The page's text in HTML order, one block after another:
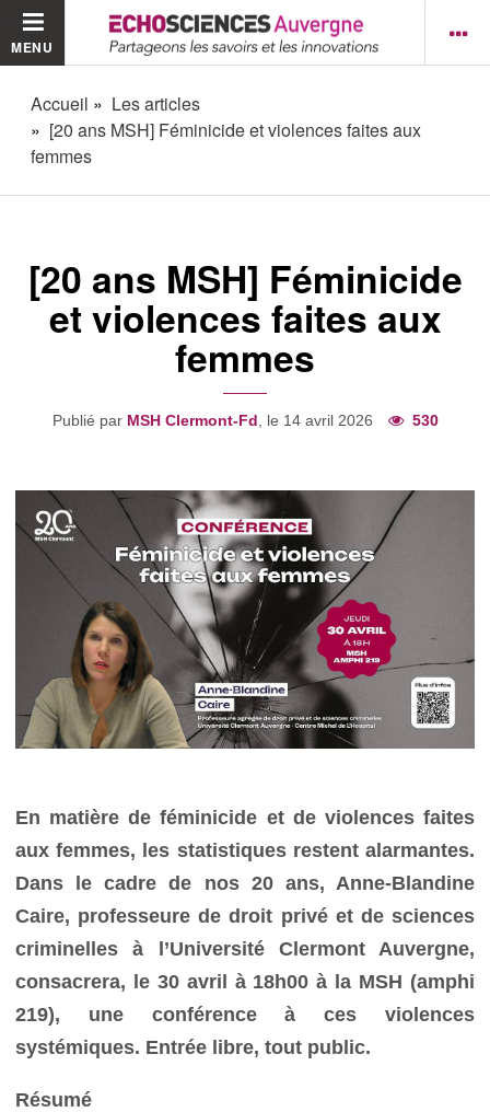
MENU
Accueil
Les articles
[20 ans MSH] Féminicide et violences faites aux
femmes
[20 ans MSH] Féminicide
et violences faites aux
femmes
Publié par MSH Clermont-Fd , le 14 avril 2026 530
En matière de féminicide et de violences faites
aux femmes, les statistiques restent alarmantes.
Dans le cadre de nos 20 ans, Anne-Blandine
Caire, professeure de droit privé et de sciences
criminelles à l’Université Clermont Auvergne,
consacrera, le 30 avril à 18h00 à la MSH (amphi
219), une conférence à ces violences
systémiques. Entrée libre, tout public.
Résumé